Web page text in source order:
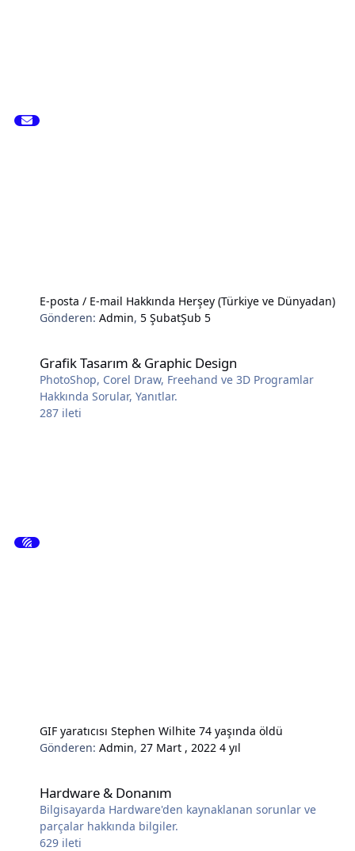
E-posta / E-mail Hakkında Herşey (Türkiye ve Dünyadan)
Gönderen:Admin,5 ŞubatŞub 5
Grafik Tasarım & Graphic Design
PhotoShop, Corel Draw, Freehand ve 3D Programlar
Hakkında Sorular, Yanıtlar.
287 ileti
GIF yaratıcısı Stephen Wilhite 74 yaşında öldü
Gönderen:Admin, 27 Mart , 20224 yıl
Hardware & Donanım
Bilgisayarda Hardware'den kaynaklanan sorunlar ve
parçalar hakkında bilgiler.
629 ileti